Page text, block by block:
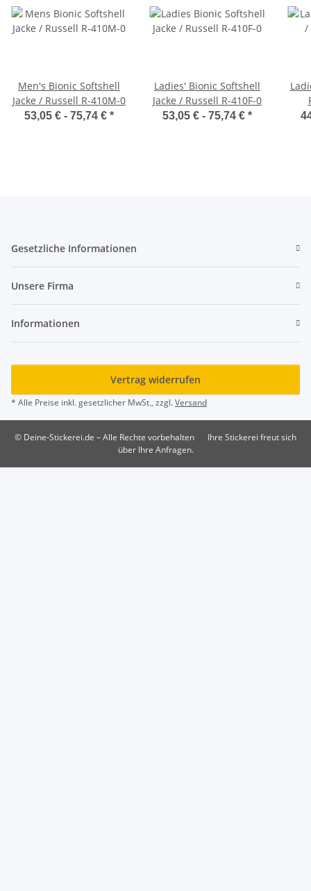
Men's Bionic Softshell
Jacke / Russell R-410M-0
53,05 € - 75,74 € *
Ladies' Bionic Softshell
Jacke / Russell R-410F-0
53,05 € - 75,74 € *
Gesetzliche Informationen
Unsere Firma
Informationen
Vertrag widerrufen
* Alle Preise inkl. gesetzlicher MwSt., zzgl.Versand
© Deine-Stickerei.de – Alle Rechte vorbehalten
Ihre Stickerei freut sich
über Ihre Anfragen.